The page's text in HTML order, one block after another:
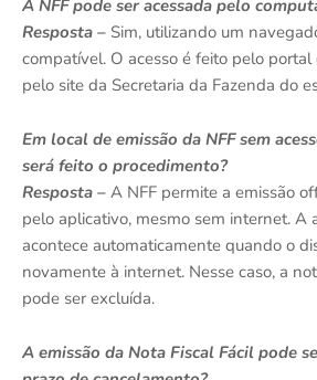
A NFF pode ser acessada pelo
Resposta – Sim, utilizando um
compatível. O acesso é feito pelo portal
pelo site da Secretaria da Fazenda do
Em local de emissão da NFF sem
será feito o procedimento?
Resposta – A NFF permite a emissão
pelo aplicativo, mesmo sem internet. A
acontece automaticamente quando o
novamente à internet. Nesse caso, a
pode ser excluída.
A emissão da Nota Fiscal Fácil pode